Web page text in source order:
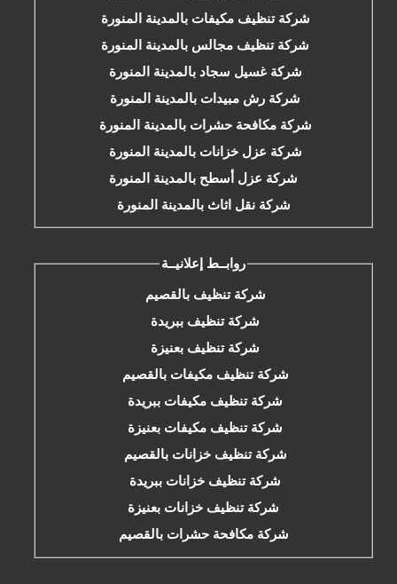
شركة تنظيف مكيفات بالمدينة المنورة
شركة تنظيف مجالس بالمدينة المنورة
شركة غسيل سجاد بالمدينة المنورة
شركة رش مبيدات بالمدينة المنورة
شركة مكافحة حشرات بالمدينة المنورة
شركة عزل خزانات بالمدينة المنورة
شركة عزل أسطح بالمدينة المنورة
شركة نقل اثاث بالمدينة المنورة
روابــط إعلانيــة
شركة تنظيف بالقصيم
شركة تنظيف ببريدة
شركة تنظيف بعنيزة
شركة تنظيف مكيفات بالقصيم
شركة تنظيف مكيفات ببريدة
شركة تنظيف مكيفات بعنيزة
شركة تنظيف خزانات بالقصيم
شركة تنظيف خزانات ببريدة
شركة تنظيف خزانات بعنيزة
شركة مكافحة حشرات بالقصيم